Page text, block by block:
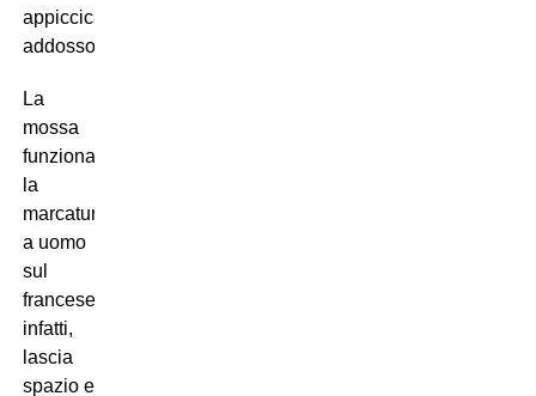
appiccica
addosso.
La
mossa
funziona:
la
marcatura
a uomo
sul
francese,
infatti,
lascia
spazio e